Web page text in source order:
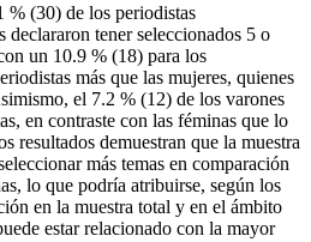
% (30) de los periodistas
declararon tener seleccionados 5 o
un 10.9 % (18) para los
más que las mujeres, quienes
el 7.2 % (12) de los varones
en contraste con las féminas que lo
resultados demuestran que la muestra
más temas en comparación
lo que podría atribuirse, según los
en la muestra total y en el ámbito
estar relacionado con la mayor